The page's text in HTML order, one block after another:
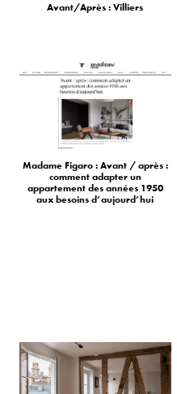
Avant/Après : Villiers
Madame Figaro : Avant / après :
comment adapter un
appartement des années 1950
aux besoins d’aujourd’hui